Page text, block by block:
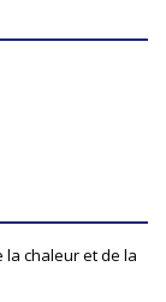
chaleur et de la